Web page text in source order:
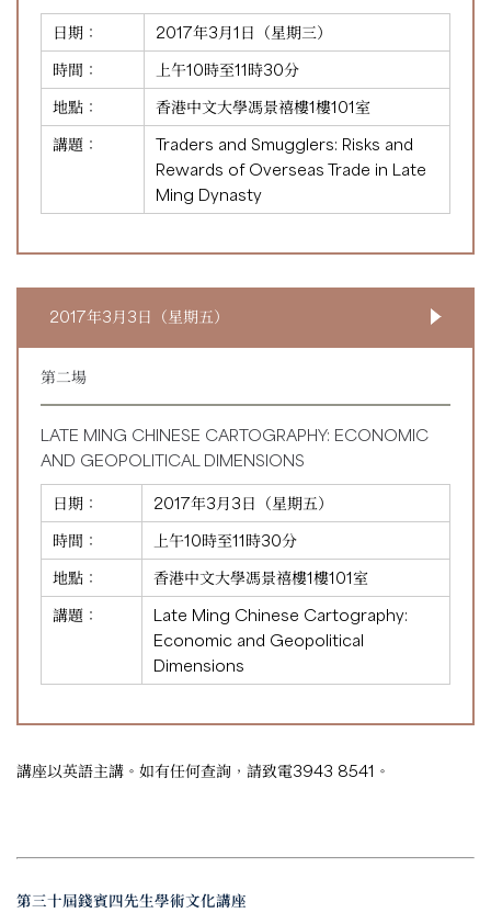
日期：
2017年3月1日（星期三）
時間：
上午10時至11時30分
地點：
香港中文大學馮景禧樓1樓101室
講題：
Traders and Smugglers: Risks and
Rewards of Overseas Trade in Late
Ming Dynasty
2017年3月3日（星期五）
第二場
LATE MING CHINESE CARTOGRAPHY: ECONOMIC
AND GEOPOLITICAL DIMENSIONS
日期：
2017年3月3日（星期五）
時間：
上午10時至11時30分
地點：
香港中文大學馮景禧樓1樓101室
講題：
Late Ming Chinese Cartography:
Economic and Geopolitical
Dimensions
講座以英語主講。如有任何查詢，請致電3943 8541。
第三十屆錢賓四先生學術文化講座